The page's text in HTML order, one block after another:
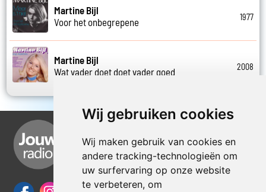
Wij gebruiken cookies
Wij maken gebruik van cookies en
andere tracking-technologieën om
uw surfervaring op onze website
te verbeteren, om
Martine Bijl
Voor het onbegrepene
1977
Martine Bijl
Wat vader doet doet vader goed
2008